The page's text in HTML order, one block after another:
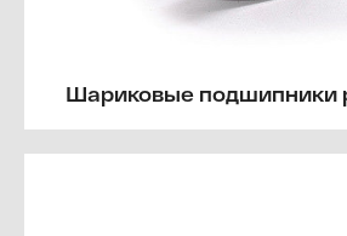
Шариковые подшипники